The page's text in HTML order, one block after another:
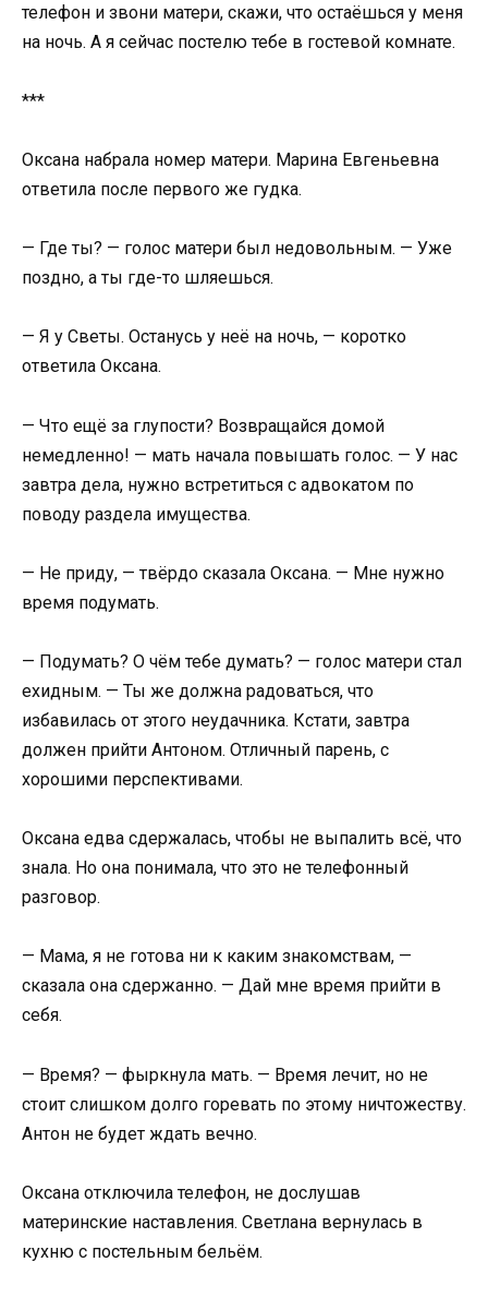
телефон и звони матери, скажи, что остаёшься у меня
на ночь. А я сейчас постелю тебе в гостевой комнате.
***
Оксана набрала номер матери. Марина Евгеньевна
ответила после первого же гудка.
— Где ты? — голос матери был недовольным. — Уже
поздно, а ты где-то шляешься.
— Я у Светы. Останусь у неё на ночь, — коротко
ответила Оксана.
— Что ещё за глупости? Возвращайся домой
немедленно! — мать начала повышать голос. — У нас
завтра дела, нужно встретиться с адвокатом по
поводу раздела имущества.
— Не приду, — твёрдо сказала Оксана. — Мне нужно
время подумать.
— Подумать? О чём тебе думать? — голос матери стал
ехидным. — Ты же должна радоваться, что
избавилась от этого неудачника. Кстати, завтра
должен прийти Антоном. Отличный парень, с
хорошими перспективами.
Оксана едва сдержалась, чтобы не выпалить всё, что
знала. Но она понимала, что это не телефонный
разговор.
— Мама, я не готова ни к каким знакомствам, —
сказала она сдержанно. — Дай мне время прийти в
себя.
— Время? — фыркнула мать. — Время лечит, но не
стоит слишком долго горевать по этому ничтожеству.
Антон не будет ждать вечно.
Оксана отключила телефон, не дослушав
материнские наставления. Светлана вернулась в
кухню с постельным бельём.